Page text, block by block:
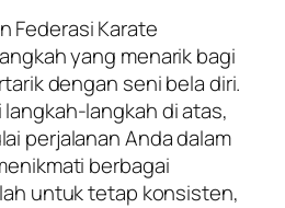
Federasi Karate
yang menarik bagi
dengan seni bela diri.
langkah di atas,
perjalanan Anda dalam
berbagai
untuk tetap konsisten,